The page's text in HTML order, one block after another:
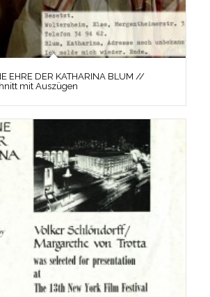
EHRE DER KATHARINA BLUM //
mit Auszügen